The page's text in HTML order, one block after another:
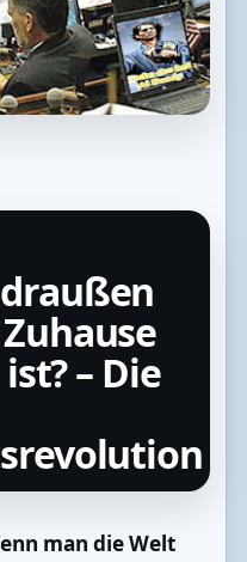
– Die
man die Welt